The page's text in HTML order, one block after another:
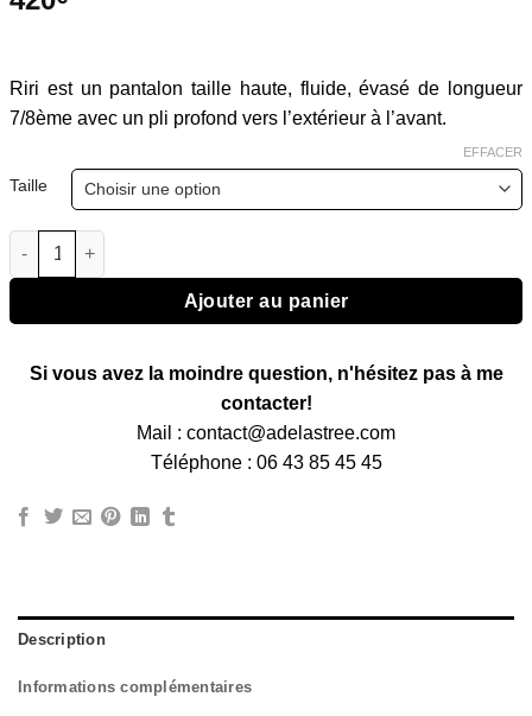
Riri est un pantalon taille haute, fluide, évasé de longueur
7/8ème avec un pli profond vers l’extérieur à l’avant.
Taille
EFFACER
quantité de pantalon riri noir
Ajouter au panier
Alternative:
Si vous avez la moindre question, n'hésitez pas à me
contacter!
Mail : contact@adelastree.com
Téléphone : 06 43 85 45 45
Description
Informations complémentaires